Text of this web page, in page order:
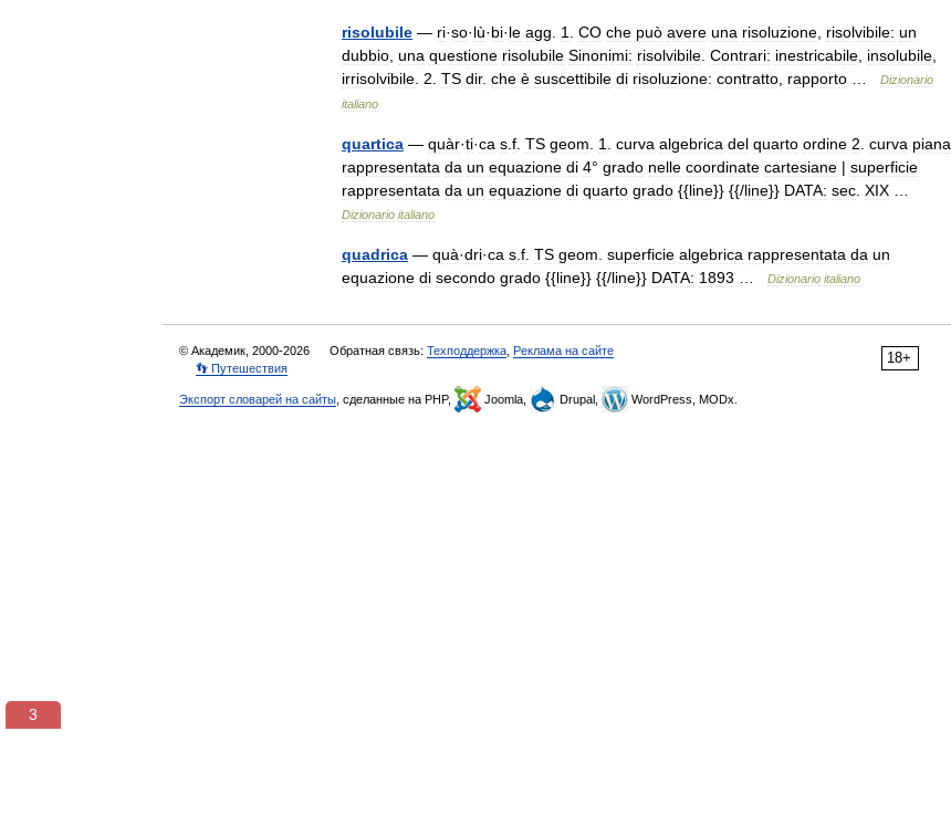
risolubile — ri·so·lù·bi·le agg 1 CO che può avere una risoluzione risolvibile: un
dubbio una questione risolubile Sinonimi: risolvibile Contrari: inestricabile insolubile
irrisolvibile 2 TS dir. che è suscettibile di risoluzione: contratto rapporto
Dizionario
italiano
quartica — quàr·ti·ca s f TS geom 1 curva algebrica del quarto ordine 2 curva piana
rappresentata da un equazione di 4° grado nelle coordinate cartesiane | superficie
rappresentata da un equazione di quarto grado {{line}} {{/line}} DATA: sec XIX
Dizionario italiano
quadrica — quà·dri·ca s f TS geom superficie algebrica rappresentata da un
equazione di secondo grado {{line}} {{/line}} DATA: 1893 Dizionario italiano
18+
© Академик, 2000-2026 Обратная связь: Техподдержка Реклама на сайте
👣 Путешествия
Экспорт словарей на сайты , сделанные на PHP, Joomla, Drupal, WordPress, MODx.
3